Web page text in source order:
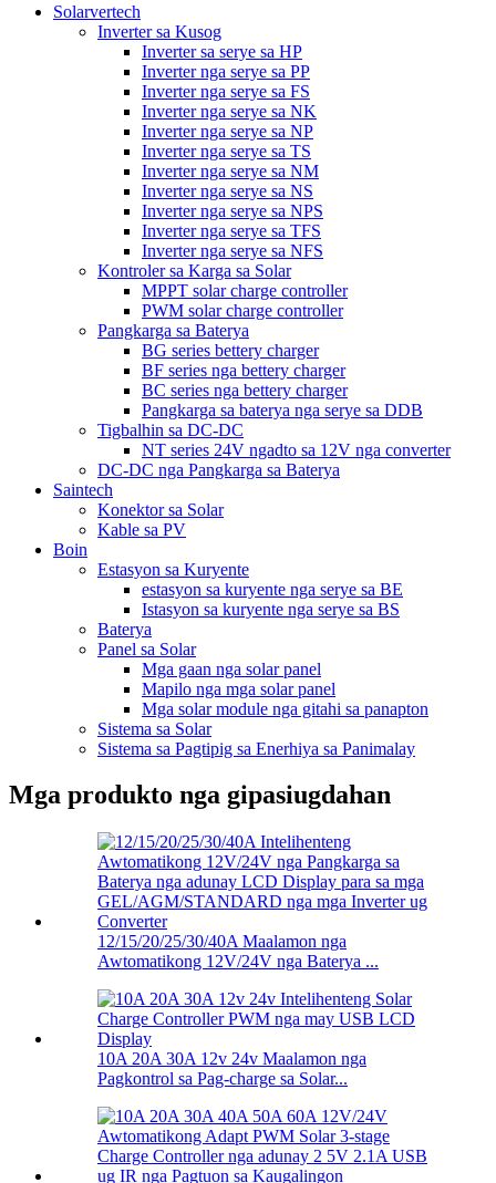
Solarvertech
Inverter sa Kusog
Inverter sa serye sa HP
Inverter nga serye sa PP
Inverter nga serye sa FS
Inverter nga serye sa NK
Inverter nga serye sa NP
Inverter nga serye sa TS
Inverter nga serye sa NM
Inverter nga serye sa NS
Inverter nga serye sa NPS
Inverter nga serye sa TFS
Inverter nga serye sa NFS
Kontroler sa Karga sa Solar
MPPT solar charge controller
PWM solar charge controller
Pangkarga sa Baterya
BG series bettery charger
BF series nga bettery charger
BC series nga bettery charger
Pangkarga sa baterya nga serye sa DDB
Tigbalhin sa DC-DC
NT series 24V ngadto sa 12V nga converter
DC-DC nga Pangkarga sa Baterya
Saintech
Konektor sa Solar
Kable sa PV
Boin
Estasyon sa Kuryente
estasyon sa kuryente nga serye sa BE
Istasyon sa kuryente nga serye sa BS
Baterya
Panel sa Solar
Mga gaan nga solar panel
Mapilo nga mga solar panel
Mga solar module nga gitahi sa panapton
Sistema sa Solar
Sistema sa Pagtipig sa Enerhiya sa Panimalay
Mga produkto nga gipasiugdahan
12/15/20/25/30/40A Maalamon nga
Awtomatikong 12V/24V nga Baterya ...
10A 20A 30A 12v 24v Maalamon nga
Pagkontrol sa Pag-charge sa Solar...